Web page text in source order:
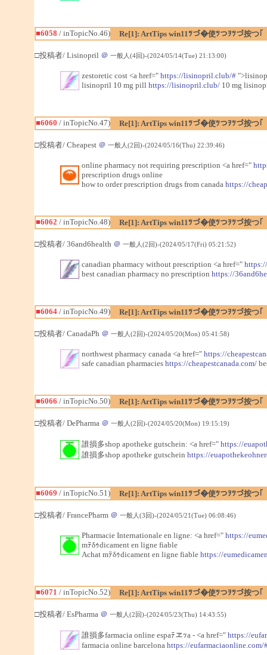
■6058 / inTopicNo.46) Re[1]: ArtTips win11ﾂづ�使ﾂつｦﾂづ按つ｢
□投稿者/ Lisinopril ＠ 一般人(4回)-(2024/05/14(Tue) 21:13:00)
zestoretic cost <a href=" https://lisinopril.club/#
lisinopril 10 mg pill https://lisinopril.club/10 mg
■6060 / inTopicNo.47) Re[1]: ArtTips win11ﾂづ�使ﾂつｦﾂづ按つ｢
□投稿者/ Cheapest ＠ 一般人(2回)-(2024/05/16(Thu) 22:39:46)
online pharmacy not requiring prescription <a href="
prescription drugs online
how to order prescription drugs from canada https://
■6062 / inTopicNo.48) Re[1]: ArtTips win11ﾂづ�使ﾂつｦﾂづ按つ｢
□投稿者/ 36and6health ＠ 一般人(2回)-(2024/05/17(Fri) 05:21:52)
canadian pharmacy without prescription <a href="
best canadian pharmacy no prescription https://
■6064/ inTopicNo.49) Re[1]: ArtTips win11ﾂづ�使ﾂつｦﾂづ按つ｢
□投稿者/ CanadaPh ＠ 一般人(2回)-(2024/05/20(Mon) 05:41:58)
northwest pharmacy canada <a href=" https://
safe canadian pharmacies https://cheapestcanada.com/
■6066 / inTopicNo.50) Re[1]: ArtTips win11ﾂづ�使ﾂつｦﾂづ按つ｢
□投稿者/ DePharma ＠ 一般人(2回)-(2024/05/20(Mon) 19:15:19)
誰損多shop apotheke gutschein: <a href=" https://
誰損多shop apotheke gutschein https://
■6069 / inTopicNo.51) Re[1]: ArtTips win11ﾂづ�使ﾂつｦﾂづ按つ｢
□投稿者/ FrancePharm ＠ 一般人(3回)-(2024/05/21(Tue) 06:08:46)
Pharmacie Internationale en ligne: <a href=" https://
mﾃδｩdicament en ligne fiable
Achat mﾃδｩdicament en ligne fiable https://
■6071 / inTopicNo.52) Re[1]: ArtTips win11ﾂづ�使ﾂつｦﾂづ按つ｢
□投稿者/ EsPharma ＠ 一般人(2回)-(2024/05/23(Thu) 14:43:55)
誰損多farmacia online espaﾃヱｯa - <a href=" https://
farmacia online barcelona https://eufarmaciaonline.com/